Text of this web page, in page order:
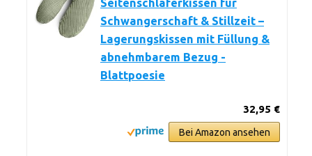
Seitenschläferkissen für
Schwangerschaft & Stillzeit –
Lagerungskissen mit Füllung &
abnehmbarem Bezug -
Blattpoesie
32,95 €
Bei Amazon ansehen